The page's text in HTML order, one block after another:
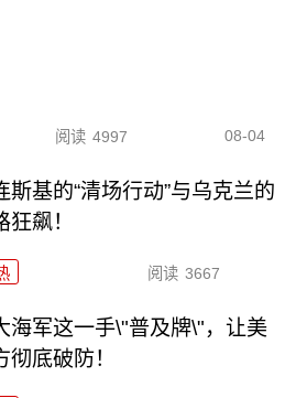
阅读 4997 08-04
斯基的“清场行动”与乌克兰的
狂飙！
阅读 3667
海军这一手\"普及牌\"，让美
彻底破防！